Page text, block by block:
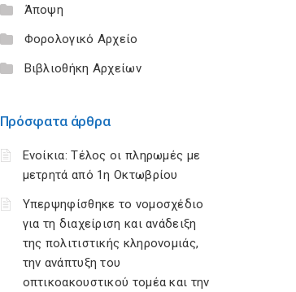
Άποψη
Φορολογικό Αρχείο
Βιβλιοθήκη Αρχείων
Πρόσφατα άρθρα
Ενοίκια: Τέλος οι πληρωμές με
μετρητά από 1η Οκτωβρίου
Υπερψηφίσθηκε το νομοσχέδιο
για τη διαχείριση και ανάδειξη
της πολιτιστικής κληρονομιάς,
την ανάπτυξη του
οπτικοακουστικού τομέα και την